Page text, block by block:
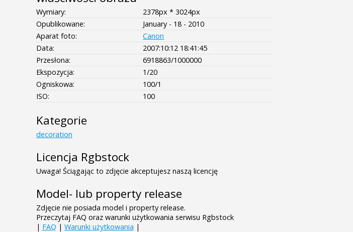
Wymiary:
2378px * 3024px
Opublikowane:
January - 18 - 2010
Aparat foto:
Canon
Data:
2007:10:12 18:41:45
Przesłona:
6918863/1000000
Ekspozycja:
1/20
Ogniskowa:
100/1
ISO:
100
Kategorie
decoration
Licencja Rgbstock
Uwaga! Ściągając to zdjęcie akceptujesz naszą licencję
Model- lub property release
Zdjęcie nie posiada model i property release.
Przeczytaj FAQ oraz warunki użytkowania serwisu Rgbstock
| FAQ | Warunki użytkowania |